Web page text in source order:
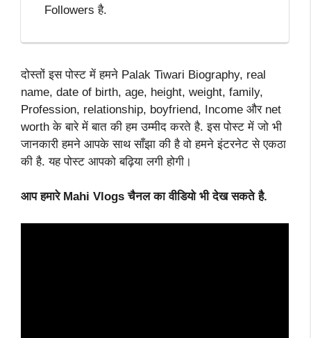
Followers है.
दोस्तों इस पोस्ट में हमने Palak Tiwari Biography, real
name, date of birth, age, height, weight, family,
Profession, relationship, boyfriend, Income और net
worth के बारे में बात की हम उम्मीद करते है. इस पोस्ट में जो भी
जानकारी हमने आपके साथ साँझा की है वो हमने इंटरनेट से एकठा
की है. यह पोस्ट आपको बढ़िया लगी होगी।
आप हमारे Mahi Vlogs चैनल का वीडियो भी देख सकते है.